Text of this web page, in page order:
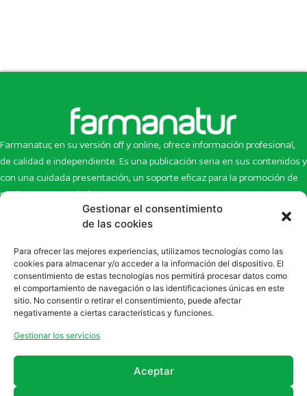
Gestionar el consentimiento
de las cookies
Para ofrecer las mejores experiencias, utilizamos tecnologías como las
cookies para almacenar y/o acceder a la información del dispositivo. El
consentimiento de estas tecnologías nos permitirá procesar datos como
el comportamiento de navegación o las identificaciones únicas en este
sitio. No consentir o retirar el consentimiento, puede afectar
negativamente a ciertas características y funciones.
Gestionar los servicios
Aceptar
Farmanatur, en su versión off y online, ofrece información profesional,
de calidad e independiente. Es una publicación seria en sus contenidos y
con una cuidada presentación, un soporte eficaz para la promoción de
productos y novedades.
Inicio
Newsletter
Eco Multimedia
Contacto
Artículos
Escaparate
Enlaces de interés
SUSCRÍBETE A NUESTRO NEWSLETTER
la sección deNewsletter